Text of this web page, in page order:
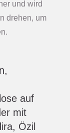
und wird
drehen, um
auf
mit
Özil